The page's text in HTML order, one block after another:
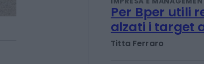
IMPRESA E MANAGEMENT